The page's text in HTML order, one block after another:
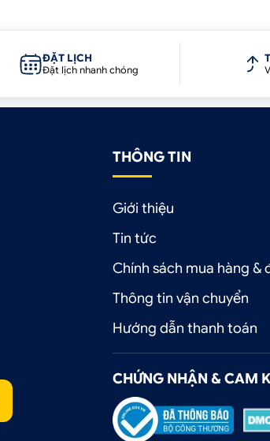
ĐẶT LỊCH
Đặt lịch nhanh chóng
THÔNG TIN
Giới thiệu
Tin tức
Chính sách mua hàng &
Thông tin vận chuyển
Hướng dẫn thanh toán
CHỨNG NHẬN & CAM